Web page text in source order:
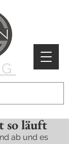
so läuft
ab und es